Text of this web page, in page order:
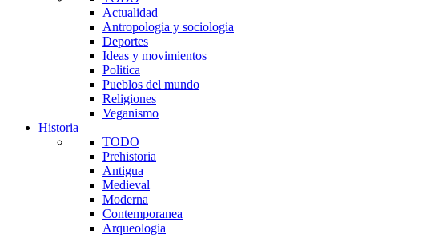
Actualidad
Antropologia y sociologia
Deportes
Ideas y movimientos
Politica
Pueblos del mundo
Religiones
Veganismo
Historia
TODO
Prehistoria
Antigua
Medieval
Moderna
Contemporanea
Arqueologia